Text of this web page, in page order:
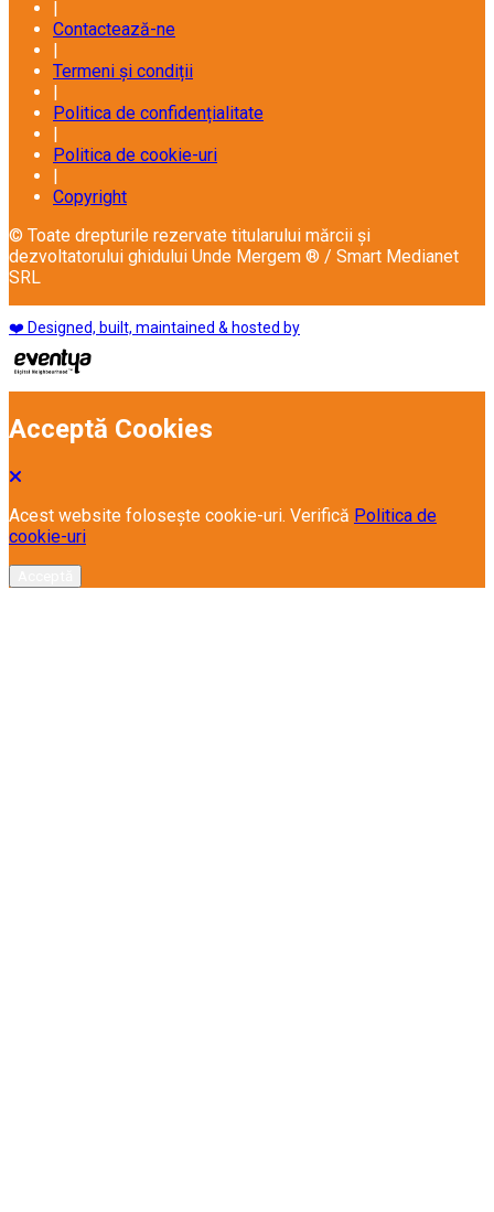
Contactează-ne
Termeni și condiții
Politica de confidențialitate
Politica de cookie-uri
Copyright
© Toate drepturile rezervate titularului mărcii și
dezvoltatorului ghidului Unde Mergem ® / Smart Medianet
SRL
❤️ Designed, built, maintained & hosted by
Acceptă Cookies
Acest website folosește cookie-uri. Verifică Politica de
cookie-uri